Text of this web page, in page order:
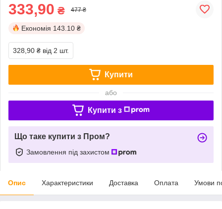
333,90 ₴ 477 ₴
Економія 143.10 ₴
328,90 ₴ від 2 шт.
Купити
або
Купити з
Що таке купити з Пром?
Замовлення під захистом
Опис Характеристики Доставка Оплата Умови